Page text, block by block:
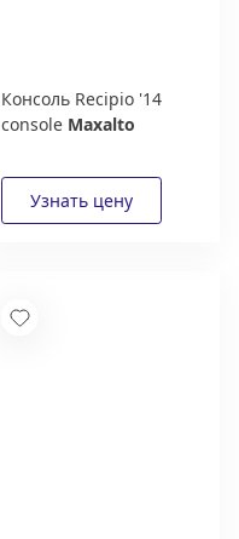
Консоль Recipio '14
console Maxalto